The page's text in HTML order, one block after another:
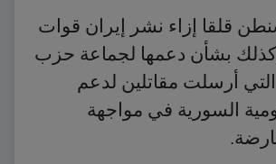
قلقا إزاء نشر إيران قوات
بشأن دعمها لجماعة حزب
التي أرسلت مقاتلين لدعم
السورية في مواجهة